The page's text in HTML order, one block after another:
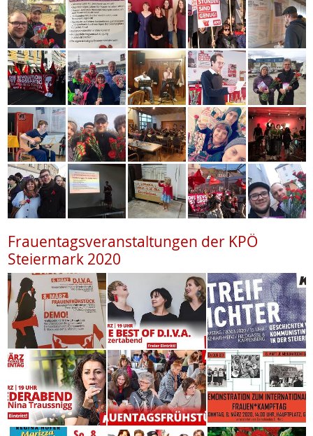
Frauentagsveranstaltungen der KPÖ
Steiermark 2020